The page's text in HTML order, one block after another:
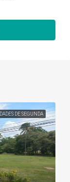
DE SEGUNDA